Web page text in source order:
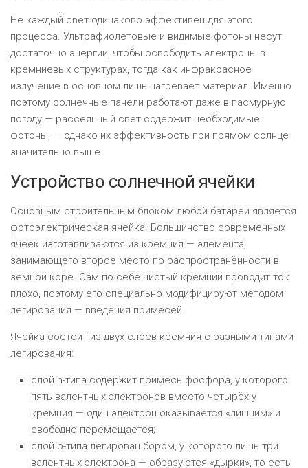
Не каждый свет одинаково эффективен для этого
процесса. Ультрафиолетовые и видимые фотоны несут
достаточно энергии, чтобы освободить электроны в
кремниевых структурах, тогда как инфракрасное
излучение в основном лишь нагревает материал. Именно
поэтому солнечные панели работают даже в пасмурную
погоду — рассеянный свет содержит необходимые
фотоны, — однако их эффективность при прямом солнце
значительно выше.
Устройство солнечной ячейки
Основным строительным блоком любой батареи является
фотоэлектрическая ячейка. Большинство современных
ячеек изготавливаются из кремния — элемента,
занимающего второе место по распространённости в
земной коре. Сам по себе чистый кремний проводит ток
плохо, поэтому его специально модифицируют методом
легирования — введения примесей.
Ячейка состоит из двух слоёв кремния с разными типами
легирования:
слой n-типа содержит примесь фосфора, у которого
пять валентных электронов вместо четырёх у
кремния — один электрон оказывается «лишним» и
свободно перемещается;
слой p-типа легирован бором, у которого лишь три
валентных электрона — образуются «дырки», то есть